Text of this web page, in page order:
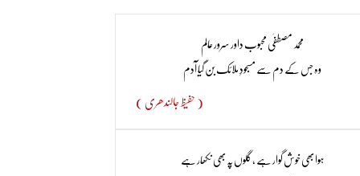
محمد مصطفٰی محبوب داور سرور عالم
وہ جس کے دم سے مسجودِ ملائک بن گیا آدم
( حفیظ جالندھری )
ہوا بھی خوش گوار ہے ، گلوں پہ بھی نکھار ہے​